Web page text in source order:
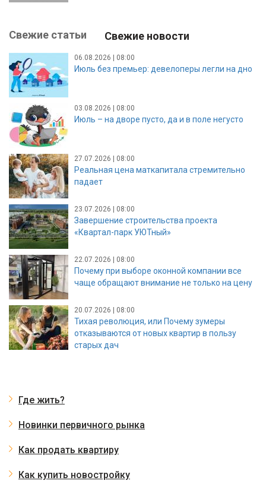
Свежие статьи Свежие новости
06.08.2026 | 08:00
Июль без премьер: девелоперы легли на дно
03.08.2026 | 08:00
Июль – на дворе пусто, да и в поле негусто
27.07.2026 | 08:00
Реальная цена маткапитала стремительно
падает
23.07.2026 | 08:00
Завершение строительства проекта
«Квартал-парк УЮТный»
22.07.2026 | 08:00
Почему при выборе оконной компании все
чаще обращают внимание не только на цену
20.07.2026 | 08:00
Тихая революция, или Почему зумеры
отказываются от новых квартир в пользу
старых дач
Где жить?
Новинки первичного рынка
Как продать квартиру
Как купить новостройку